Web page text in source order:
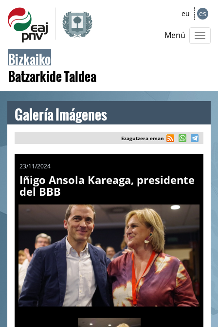
Bizkaiko
Batzarkide Taldea
eu es
Menú
Galería Imágenes
Ezagutzera eman
23/11/2024
Iñigo Ansola Kareaga, presidente
del BBB